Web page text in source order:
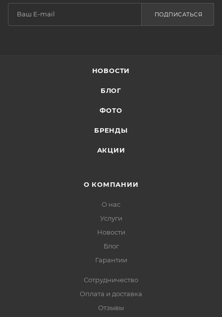
ПОДПИСАТЬСЯ
НОВОСТИ
БЛОГ
ФОТО
БРЕНДЫ
АКЦИИ
О КОМПАНИИ
О нас
Услуги
Новости
Блог
Гарантии
Сотрудничество
Оплата и доставка
Отзывы